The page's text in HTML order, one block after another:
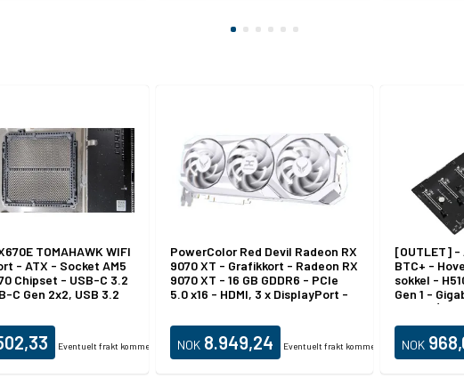
TOMAHAWK WIFI
- ATX - Socket AM5
Chipset - USB-C 3.2
C Gen 2x2, USB 3.2
6, Bluetooth -
(CPU kreves) -
kanalers)Eventuelt frakt kommer i tillegg.
PowerColor Red Devil Radeon RX
9070 XT - Grafikkort - Radeon RX
9070 XT - 16 GB GDDR6 - PCIe
5.0 x16 - HDMI, 3 x DisplayPort -
NOK 8.949,24 Eventuelt frakt kommer i tillegg.
[OUTLET] -
BTC+ -
sokkel -
Gen 1 -
grafikk
NOK